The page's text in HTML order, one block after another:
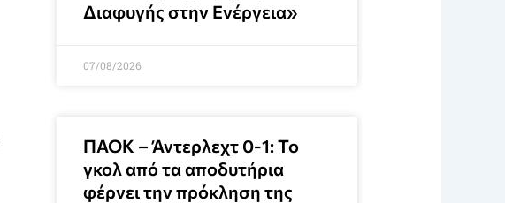
Διαφυγής στην Ενέργεια»
07/08/2026
ΠΑΟΚ – Άντερλεχτ 0-1: Το
γκολ από τα αποδυτήρια
φέρνει την πρόκληση της